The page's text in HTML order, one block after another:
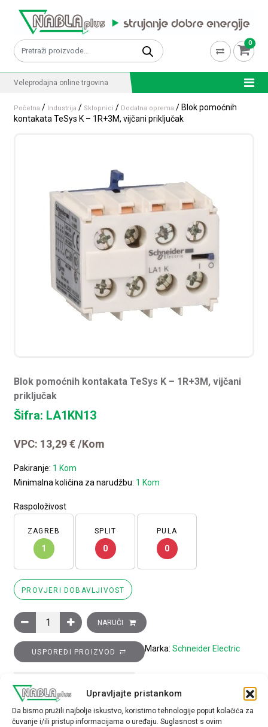
Upravljajte pristankom
Da bismo pružili najbolje iskustvo, koristimo tehnologije poput kolačića za
čuvanje i/ili pristup informacijama o uređaju. Suglasnost s ovim
Pretraži: 0
Veleprodajna online trgovina
Početna / Industrija / Sklopnici / Dodatna oprema / Blok pomoćnih
kontakata TeSys K – 1R+3M, vijčani priključak
Blok pomoćnih kontakata TeSys K – 1R+3M, vijčani
priključak
Šifra: LA1KN13
VPC: 13,29€ /Kom
Pakiranje: 1 Kom
Minimalna količina za narudžbu: 1 Kom
Raspoloživost
ZAGREB
1
SPLIT
0
PULA
0
PROVJERI DOBAVLJIVOST
Blok pomoćnih kontakata TeSys K - 1R+3M, vijčani priključak
NARUČI
USPOREDI PROIZVOD Marka: Schneider Electric
TEHNIČKE SPECIFIKACIJE